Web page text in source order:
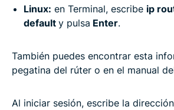
Linux: en Terminal, escribe ip
default y pulsa Enter.
También puedes encontrar esta
pegatina del rúter o en el manual
Al iniciar sesión, escribe la